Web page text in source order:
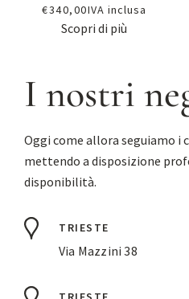
€340,00IVA inclusa
Scopri di più
I nostri
Oggi come allora seguiamo
mettendo a disposizione
disponibilità.
TRIESTE
Via Mazzini 38